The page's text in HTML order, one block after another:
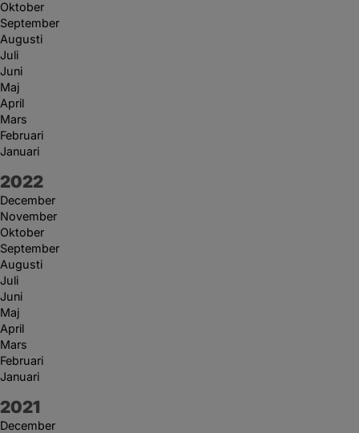
Oktober
September
Augusti
Juli
Juni
Maj
April
Mars
Februari
Januari
År:
2022
December
November
Oktober
September
Augusti
Juli
Juni
Maj
April
Mars
Februari
Januari
År:
2021
December